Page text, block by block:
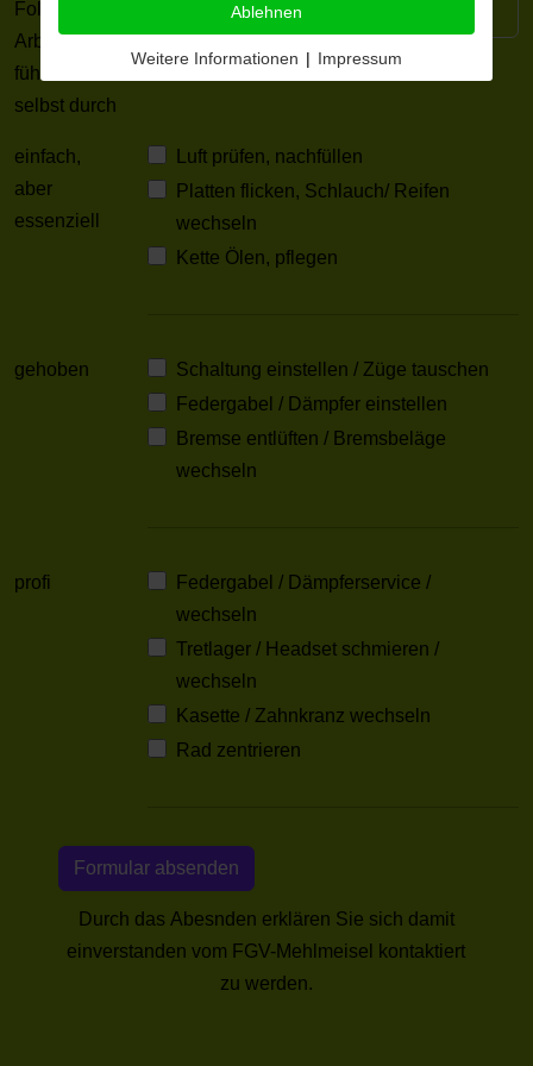
Folgende
Arbeiten
führe ich
selbst durch
einfach,
aber
essenziell
Luft prüfen, nachfüllen
Platten flicken, Schlauch/ Reifen
wechseln
Kette Ölen, pflegen
gehoben
Schaltung einstellen / Züge tauschen
Federgabel / Dämpfer einstellen
Bremse entlüften / Bremsbeläge
wechseln
profi
Federgabel / Dämpferservice /
wechseln
Tretlager / Headset schmieren /
wechseln
Kasette / Zahnkranz wechseln
Rad zentrieren
Durch das Abesnden erklären Sie sich damit
einverstanden vom FGV-Mehlmeisel kontaktiert
zu werden.
Ablehnen
Weitere Informationen | Impressum